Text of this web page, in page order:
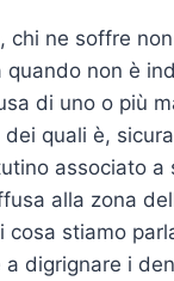
chi ne soffre
quando non è
di uno o più
quali è,
associato a
alla zona
cosa stiamo
a digrignare i